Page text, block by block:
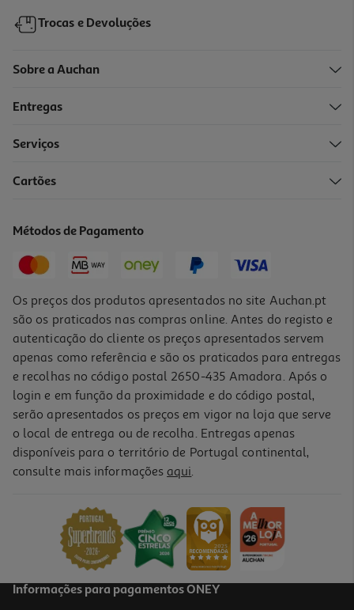
Trocas e Devoluções
Sobre a Auchan
Entregas
Serviços
Cartões
Métodos de Pagamento
Os preços dos produtos apresentados no site Auchan.pt
são os praticados nas compras online. Antes do registo e
autenticação do cliente os preços apresentados servem
apenas como referência e são os praticados para entregas
e recolhas no código postal 2650-435 Amadora. Após o
login e em função da proximidade e do código postal,
serão apresentados os preços em vigor na loja que serve
o local de entrega ou de recolha. Entregas apenas
disponíveis para o território de Portugal continental,
consulte mais informações aqui.
Informações para pagamentos ONEY